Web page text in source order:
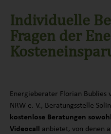
Individuelle
Fragen der
Energieberater Florian Bublies
NRW e. V., Beratungsstelle
kostenlose Beratungen
Videocall anbietet, von denen